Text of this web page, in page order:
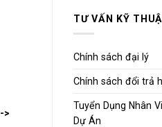
TƯ VẤN KỸ
Chính sách đại lý
Chính sách đổi trả
Tuyển Dụng Nhân
Dự Án
>